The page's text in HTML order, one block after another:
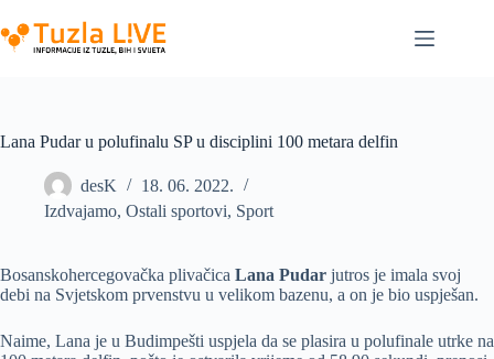
to
content
Lana Pudar u polufinalu SP u disciplini 100 metara delfin
desK
18. 06. 2022.
Izdvajamo, Ostali sportovi, Sport
Bosanskohercegovačka plivačica Lana Pudar jutros je imala svoj
debi na Svjetskom prvenstvu u velikom bazenu, a on je bio uspješan.
Naime, Lana je u Budimpešti uspjela da se plasira u polufinale utrke na